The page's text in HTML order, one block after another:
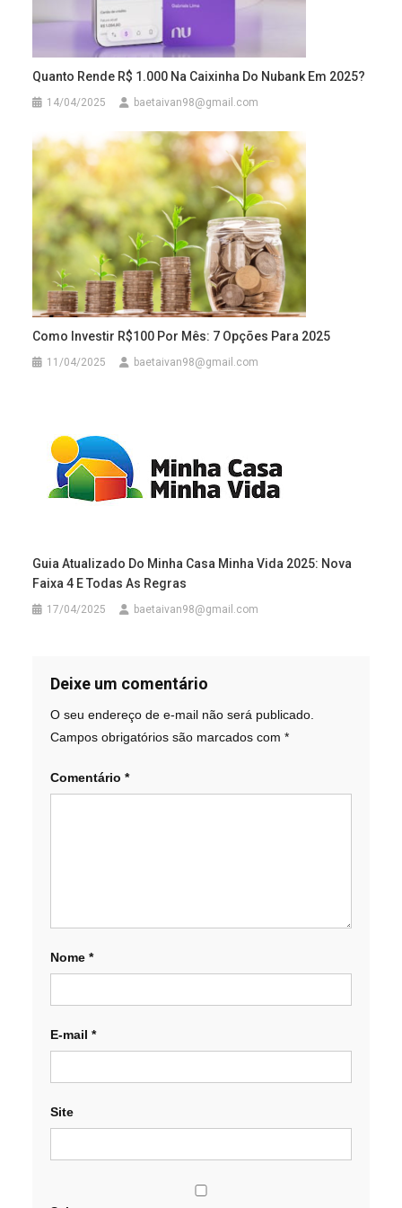
Quanto Rende R$ 1.000 Na Caixinha Do Nubank Em 2025?
14/04/2025 baetaivan98@gmail.com
Como Investir R$100 Por Mês: 7 Opções Para 2025
11/04/2025 baetaivan98@gmail.com
Guia Atualizado Do Minha Casa Minha Vida 2025: Nova
Faixa 4 E Todas As Regras
17/04/2025 baetaivan98@gmail.com
Deixe um comentário
O seu endereço de e-mail não será publicado.
Campos obrigatórios são marcados com*
Comentário*
Nome*
E-mail*
Site